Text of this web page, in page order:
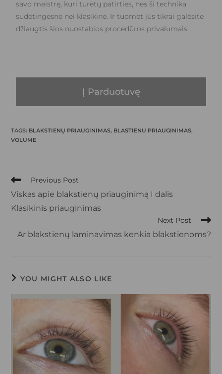
savo meistrę, kuri turėtų patirties, nes ši technika
sudėtingesnė nei klasikinė. Ir tuomet jūs tikrai galėsite
džiaugtis šios nuostabios procedūros privalumais.
Į Parduotuvę
TAGS: BLAKSTIENŲ PRIAUGINIMAS, BLASTIENU PRIAUGINIMAS,
VOLUME
Previous Post
Viskas apie blakstienų priauginimą I dalis
Klasikinis priauginimas
Next Post
Ar blakstienų laminavimas kenkia blakstienoms?
YOU MIGHT ALSO LIKE